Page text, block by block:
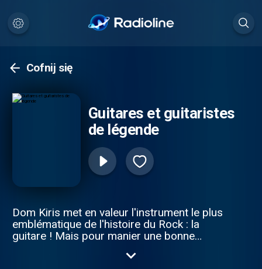
Cofnij się
Guitares et guitaristes
de légende
Dom Kiris met en valeur l'instrument le plus
emblématique de l'histoire du Rock : la
guitare ! Mais pour manier une bonne
guitaristes de légendes .